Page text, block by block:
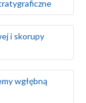
zarówno na
i skorupy
wgłębną